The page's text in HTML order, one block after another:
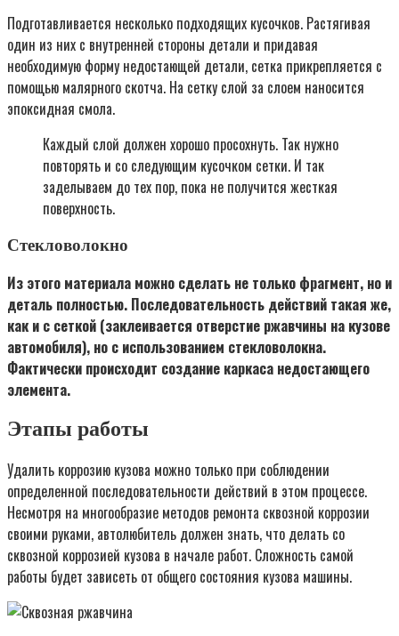
Подготавливается несколько подходящих кусочков. Растягивая
один из них с внутренней стороны детали и придавая
необходимую форму недостающей детали, сетка прикрепляется с
помощью малярного скотча. На сетку слой за слоем наносится
эпоксидная смола.
Каждый слой должен хорошо просохнуть. Так нужно
повторять и со следующим кусочком сетки. И так
заделываем до тех пор, пока не получится жесткая
поверхность.
Стекловолокно
Из этого материала можно сделать не только фрагмент, но и
деталь полностью. Последовательность действий такая же,
как и с сеткой (заклеивается отверстие ржавчины на кузове
автомобиля), но с использованием стекловолокна.
Фактически происходит создание каркаса недостающего
элемента.
Этапы работы
Удалить коррозию кузова можно только при соблюдении
определенной последовательности действий в этом процессе.
Несмотря на многообразие методов ремонта сквозной коррозии
своими руками, автолюбитель должен знать, что делать со
сквозной коррозией кузова в начале работ. Сложность самой
работы будет зависеть от общего состояния кузова машины.